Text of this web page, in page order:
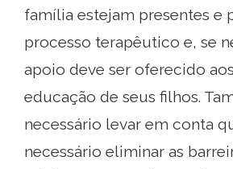
família estejam presentes e
processo terapêutico e, se
apoio deve ser oferecido
educação de seus filhos.
necessário levar em conta
necessário eliminar as